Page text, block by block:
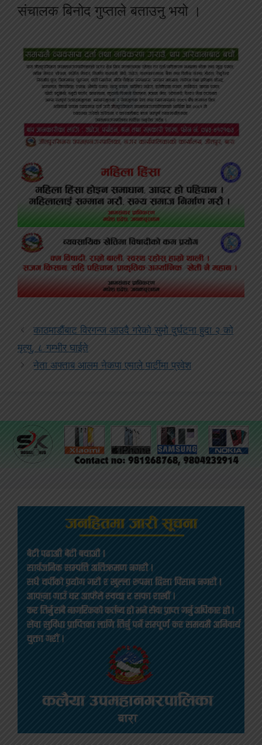
संचालक बिनोद गुप्ताले बताउनु भयो ।
काठमाडौंबाट विरगन्ज आउदै गरेको सुमो दुर्घटना हुदा २ को
मृत्यु, ८ गम्भीर घाईते
नेता अफ्ताब आलम नेकपा एमाले पार्टीमा प्रवेश